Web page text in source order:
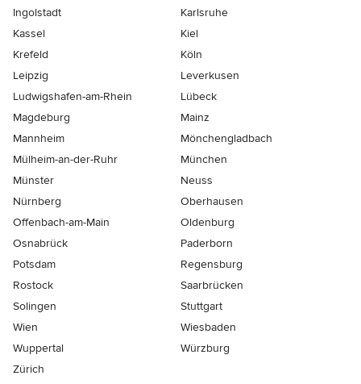
Ingolstadt
Karlsruhe
Kassel
Kiel
Krefeld
Köln
Leipzig
Leverkusen
Ludwigshafen-am-Rhein
Lübeck
Magdeburg
Mainz
Mannheim
Mönchen­gladbach
Mülheim-an-der-Ruhr
München
Münster
Neuss
Nürnberg
Oberhausen
Offenbach-am-Main
Oldenburg
Osnabrück
Paderborn
Potsdam
Regensburg
Rostock
Saarbrücken
Solingen
Stuttgart
Wien
Wiesbaden
Wuppertal
Würzburg
Zürich